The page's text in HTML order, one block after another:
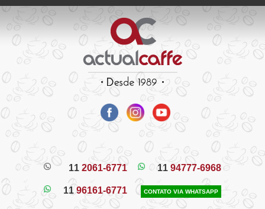
112061-6771
1196161-6771
11 94777-6968
CONTATO VIA WHATSAPP